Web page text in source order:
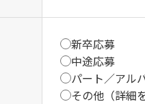
画
新卒応募
中途応募
パート／アル
その他（詳細